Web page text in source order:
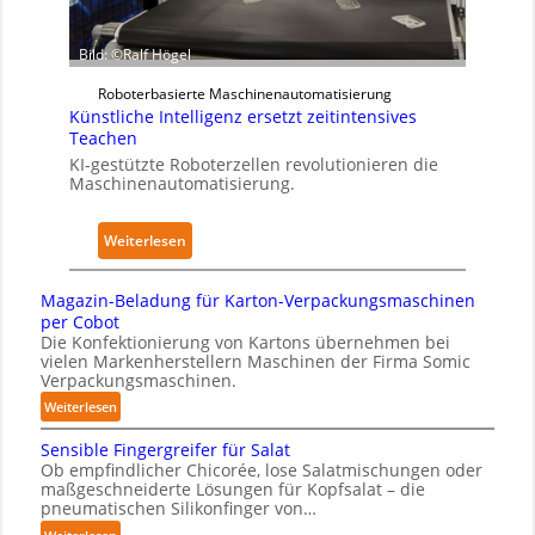
c
a
A
k
e
n
h
u
n
A
u
s
i
r
n
e
n
v
o
P
h
y
s
Bild: ©Ralf Högel
Roboterbasierte Maschinenautomatisierung
Künstliche Intelligenz ersetzt zeitintensives
Teachen
KI-gestützte Roboterzellen revolutionieren die
Maschinenautomatisierung.
Weiterlesen
K
n
s
t
l
c
h
e
I
Magazin-Beladung für Karton-Verpackungsmaschinen
per Cobot
Die Konfektionierung von Kartons übernehmen bei
vielen Markenherstellern Maschinen der Firma Somic
Verpackungsmaschinen.
Weiterlesen:
M
a
g
a
z
Sensible Fingergreifer für Salat
Ob empfindlicher Chicorée, lose Salatmischungen oder
maßgeschneiderte Lösungen für Kopfsalat – die
pneumatischen Silikonfinger von…